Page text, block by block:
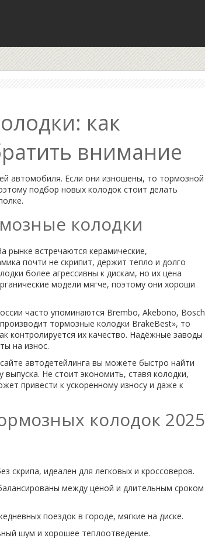
как
внимание
автомобиля. Если они изношены, то тормозной
подбор новых колодок стоит делать
колодки
рынке встречаются керамические,
почти не скрипит, держит тепло и долго
более агрессивны к дискам, но их цена
модели мягче, поэтому они хороши
часто упоминаются Brembo, Akebono, Bosch
тормозные колодки BrakeBest», то
контролируется их качество. Надёжные заводы
на износ.
автодетейлинга вы можете быстро найти
Не стоит экономить, ставя колодки,
привести к ускоренному износу и даже к
колодок 2025
скрипа, идеален для легковых и кроссоверов.
между ценой и длительным сроком
поездок в городе, мягкие на диске.
шум и хорошее теплоотведение.